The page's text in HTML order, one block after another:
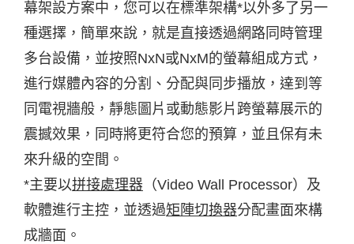
幕架設方案中，您可以在標準架構*以外多了另一
種選擇，簡單來說，就是直接透過網路同時管理
多台設備，並按照NxN或NxM的螢幕組成方式，
進行媒體內容的分割、分配與同步播放，達到等
同電視牆般，靜態圖片或動態影片跨螢幕展示的
震撼效果，同時將更符合您的預算，並且保有未
來升級的空間。
*主要以拼接處理器 （Video Wall Processor）及
軟體進行主控，並透過矩陣切換器分配畫面來構
成牆面。